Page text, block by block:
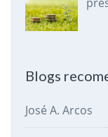
Blogs
José A. Arcos